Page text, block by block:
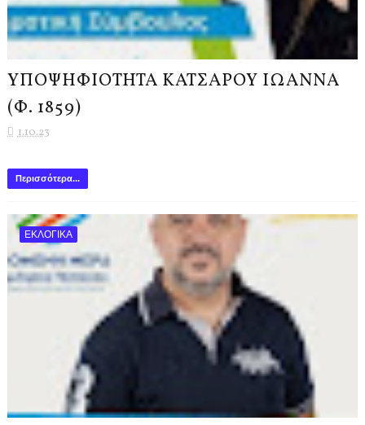
ΥΠΟΨΗΦΙΟΤΗΤΑ ΚΑΤΣΑΡΟΥ ΙΩΑΝΝΑ
(Φ. 1859)
1.10.23
Περισσότερα...
ΕΚΛΟΓΙΚΑ